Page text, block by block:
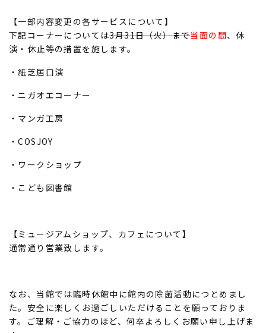
【一部内容変更の各サービスについて】
下記コーナーについては3月31日（火）まで当面の間、休
演・休止等の措置を施します。
・紙芝居口演
・ニガオエコーナー
・マンガ工房
・COSJOY
・ワークショップ
・こども図書館
【ミュージアムショップ、カフェについて】
通常通り営業致します。
なお、当館では臨時休館中に館内の除菌活動につとめまし
た。安全に楽しくお過ごしいただけることを願っておりま
す。ご理解・ご協力のほど、何卒よろしくお願い申し上げま